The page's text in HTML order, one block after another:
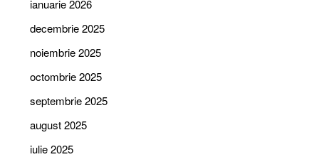
ianuarie 2026
decembrie 2025
noiembrie 2025
octombrie 2025
septembrie 2025
august 2025
iulie 2025